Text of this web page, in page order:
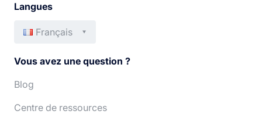
Langues
Français
Deutsch
Italiano
Vous avez une question ?
Blog
Centre de ressources